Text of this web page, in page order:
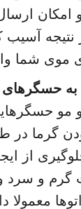
امکان
نتیجه آسیب
موی شما
به حسگرهای
مو
گرما در
از
گرم و سرد
اتوها